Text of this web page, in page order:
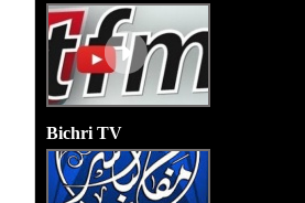
Bichri TV